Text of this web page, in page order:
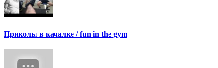
Приколы в качалке / fun in the gym